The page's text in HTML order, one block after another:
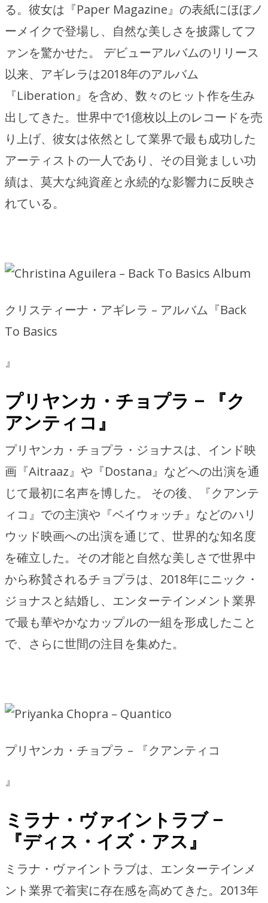
る。彼女は『Paper Magazine』の表紙にほぼノ
ーメイクで登場し、自然な美しさを披露してフ
ァンを驚かせた。 デビューアルバムのリリース
以来、アギレラは2018年のアルバム
『Liberation』を含め、数々のヒット作を生み
出してきた。世界中で1億枚以上のレコードを売
り上げ、彼女は依然として業界で最も成功した
アーティストの一人であり、その目覚ましい功
績は、莫大な純資産と永続的な影響力に反映さ
れている。
クリスティーナ・アギレラ – アルバム『Back
To Basics
』
プリヤンカ・チョプラ – 『ク
アンティコ』
プリヤンカ・チョプラ・ジョナスは、インド映
画『Aitraaz』や『Dostana』などへの出演を通
じて最初に名声を博した。 その後、『クアンテ
ィコ』での主演や『ベイウォッチ』などのハリ
ウッド映画への出演を通じて、世界的な知名度
を確立した。その才能と自然な美しさで世界中
から称賛されるチョプラは、2018年にニック・
ジョナスと結婚し、エンターテインメント業界
で最も華やかなカップルの一組を形成したこと
で、さらに世間の注目を集めた。
プリヤンカ・チョプラ – 『クアンティコ
』
ミラナ・ヴァイントラブ –
『ディス・イズ・アス』
ミラナ・ヴァイントラブは、エンターテインメ
ント業界で着実に存在感を高めてきた。2013年